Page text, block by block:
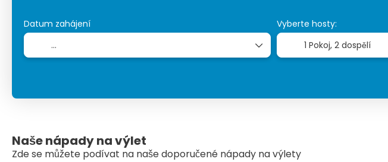
Datum zahájení
Vyberte hosty:
1 Pokoj, 2 dospělí
Naše nápady na výlet
Zde se můžete podívat na naše doporučené nápady na výlety